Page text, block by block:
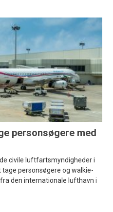
personsøgere med
civile luftfartsmyndigheder i
tage personsøgere og walkie-
den internationale lufthavn i